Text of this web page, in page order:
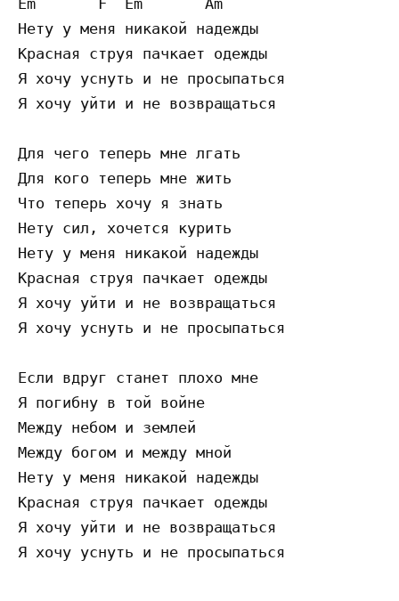
Em       F  Em       Am
Нету у меня никакой надежды
Красная струя пачкает одежды
Я хочу уснуть и не просыпаться
Я хочу уйти и не возвращаться
Для чего теперь мне лгать
Для кого теперь мне жить
Что теперь хочу я знать
Нету сил, хочется курить
Нету у меня никакой надежды
Красная струя пачкает одежды
Я хочу уйти и не возвращаться
Я хочу уснуть и не просыпаться
Если вдруг станет плохо мне
Я погибну в той войне
Между небом и землей
Между богом и между мной
Нету у меня никакой надежды
Красная струя пачкает одежды
Я хочу уйти и не возвращаться